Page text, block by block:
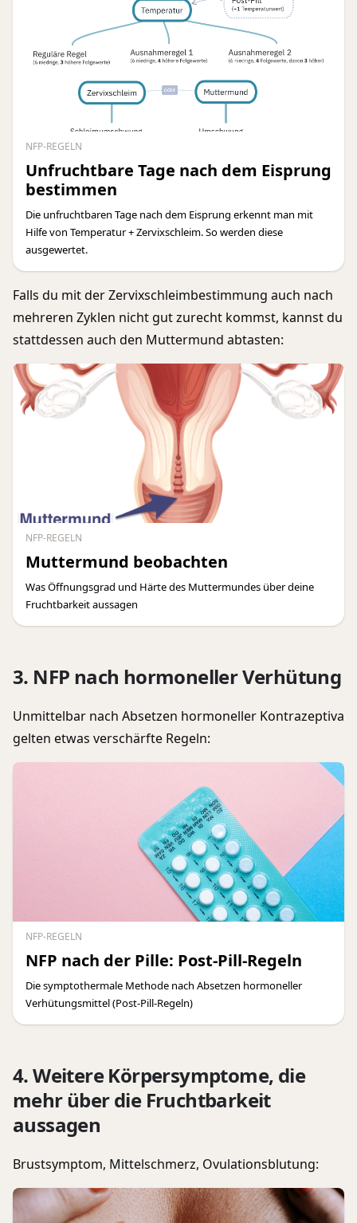
NFP-REGELN
Unfruchtbare Tage nach dem Eisprung
bestimmen
Die unfruchtbaren Tage nach dem Eisprung erkennt man mit
Hilfe von Temperatur + Zervixschleim. So werden diese
ausgewertet.
Falls du mit der Zervixschleimbestimmung auch nach
mehreren Zyklen nicht gut zurecht kommst, kannst du
stattdessen auch den Muttermund abtasten:
NFP-REGELN
Muttermund beobachten
Was Öffnungsgrad und Härte des Muttermundes über deine
Fruchtbarkeit aussagen
3. NFP nach hormoneller Verhütung
Unmittelbar nach Absetzen hormoneller Kontrazeptiva
gelten etwas verschärfte Regeln:
NFP-REGELN
NFP nach der Pille: Post-Pill-Regeln
Die symptothermale Methode nach Absetzen hormoneller
Verhütungsmittel (Post-Pill-Regeln)
4. Weitere Körpersymptome, die
mehr über die Fruchtbarkeit
aussagen
Brustsymptom, Mittelschmerz, Ovulationsblutung: